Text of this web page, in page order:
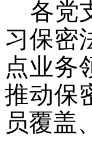
各党
习保密
点业务
推动保
员覆盖